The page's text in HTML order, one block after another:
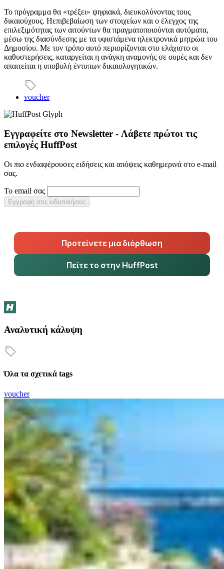
Το πρόγραμμα θα «τρέξει» ψηφιακά, διευκολύνοντας τους
δικαιούχους. Ηεπιβεβαίωση των στοιχείων και ο έλεγχος της
επιλεξιμότητας των αιτούντων θα πραγματοποιούνται αυτόματα,
μέσω της διασύνδεσης με τα υφιστάμενα ηλεκτρονικά μητρώα του
Δημοσίου. Με τον τρόπο αυτό περιορίζονται στο ελάχιστο οι
καθυστερήσεις, καταργείται η ανάγκη αναμονής σε ουρές και δεν
απαιτείται η υποβολή έντυπων δικαιολογητικών.
voucher
Εγγραφείτε στο Newsletter - Λάβετε πρώτοι τις
επιλογές HuffPost
Οι πιο ενδιαφέρουσες ειδήσεις και απόψεις καθημερινά στο e-mail
σας.
Το email σας
Εγγραφή στις ειδοποιήσεις
Προτείνετε μια διόρθωση
Πείτε το στην HuffPost
Αναλυτική κάλυψη
Όλα τα σχετικά tags
voucher